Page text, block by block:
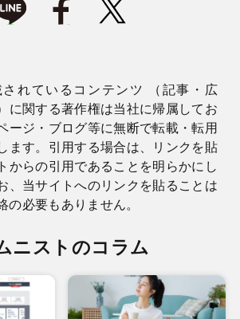
れているコンテンツ （記事・広
に関する著作権は当社に帰属してお
ージ・ブログ等に無断で転載・転用
ます。引用する場合は、リンクを貼
からの引用であることを明らかにし
、当サイトへのリンクを貼ることは
の必要もありません。
ニストのコラム